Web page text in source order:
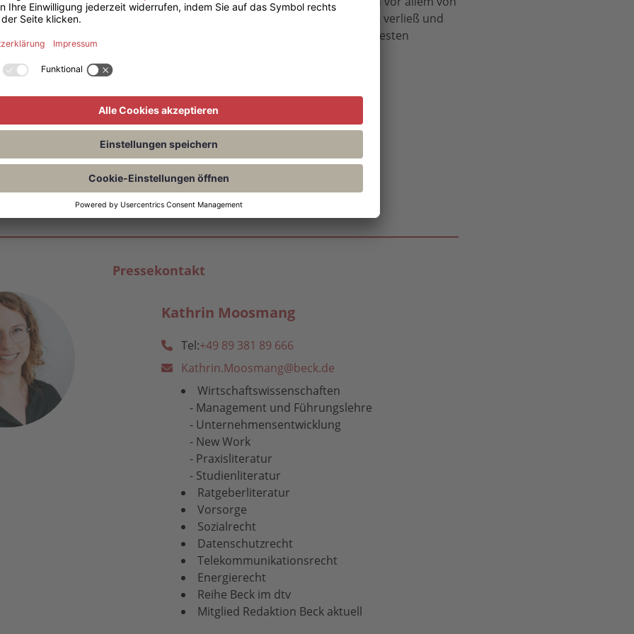
Und davon, wie Steve Jobs Apple zweimal gründete, zweimal verließ und
einflussreichsten, umstrittensten, verhasstesten und beliebtesten
hinterließ.
8060-3
erwünscht.
wir Exemplare des Buchs zur Verfügung
Pressekontakt
Kathrin Moosmang
Tel:+49 89 381 89 666
Kathrin.Moosmang@beck.de
Wirtschaftswissenschaften
- Management und Führungslehre
- Unternehmensentwicklung
- New Work
- Praxisliteratur
- Studienliteratur
Ratgeberliteratur
Vorsorge
Sozialrecht
Datenschutzrecht
Telekommunikationsrecht
Energierecht
Reihe Beck im dtv
Mitglied Redaktion Beck aktuell